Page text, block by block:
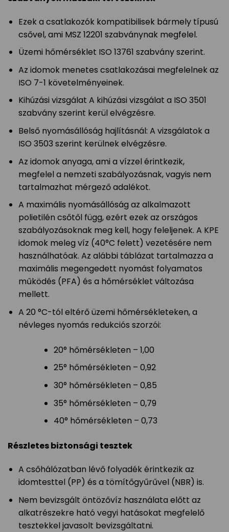
Ezek a csatlakozók kompatibilisek bármely típusú
csővel, ami MSZ 12201 szabványnak megfelel.
Üzemi hőmérséklet ISO 13761 szabvány szerint.
Az idomok menetes csatlakozásai megfelelnek az
ISO 7-1 követelményeinek.
Kihúzási vizsgálat A kihúzási vizsgálat a ISO 3501
szabvány szerint kerül elvégzésre.
Belső nyomásállóság hajlításnál: A vizsgálatok a
ISO 3503 szerint kerülnek elvégzésre.
Az idomok anyaga, ami a vízzel érintkezik,
megfelel a nemzeti szabályozásnak, vagyis nem
tartalmazhat mérgező adalékot.
A maximális nyomásállóság az alkalmazott
polietilén csőtől függ, ezért ezek az országos
szabályozásoknak meg kell, hogy feleljenek. A KPE
idomok meleg víz (40°C felett) vezetésére nem
használhatóak. Az alábbi táblázat tartalmazza a
maximális megengedett nyomást folyamatos
működés (PFA) és a hőmérséklet változása
mellett.
A 20 °C-tól eltérő üzemi hőmérsékleteken, a
névleges nyomás redukciós szorzói:
20° hőmérsékleten – 1,00
25° hőmérsékleten – 0,92
30° hőmérsékleten – 0,85
35° hőmérsékleten – 0,79
40° hőmérsékleten – 0,73
Részletes biztonsági tesztek
A csőhálózatban lévő folyadék érintkezik az
idomtesttel (PP) és a tömítőgyűrűvel (NBR) is.
Nem bevizsgált öntözővíz használata előtt az
alkatrészekre ható vegyi hatásokat megfelelő
tesztekkel javasolt bevizsgáltatni.